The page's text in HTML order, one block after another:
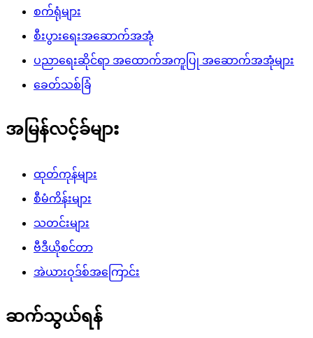
စက်ရုံများ
စီးပွားရေးအဆောက်အအုံ
ပညာရေးဆိုင်ရာ အထောက်အကူပြု အဆောက်အအုံများ
ခေတ်သစ်ခြံ
အမြန်လင့်ခ်များ
ထုတ်ကုန်များ
စီမံကိန်းများ
သတင်းများ
ဗီဒီယိုစင်တာ
အဲယားဝုဒ်စ်အကြောင်း
ဆက်သွယ်ရန်